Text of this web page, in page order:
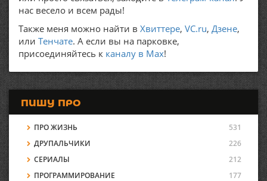
нас весело и всем рады!
Также меня можно найти в Хвиттере, VC.ru, Дзене,
или Тенчате. А если вы на парковке,
присоединяйтесь к каналу в Max!
ПИШУ ПРО
ПРО ЖИЗНЬ
531
ДРУПАЛЬЧИКИ
226
СЕРИАЛЫ
212
ПРОГРАММИРОВАНИЕ
177